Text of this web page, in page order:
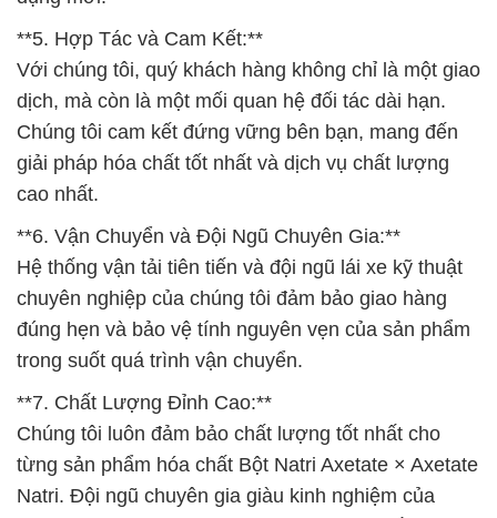
**5. Hợp Tác và Cam Kết:**
Với chúng tôi, quý khách hàng không chỉ là một giao
dịch, mà còn là một mối quan hệ đối tác dài hạn.
Chúng tôi cam kết đứng vững bên bạn, mang đến
giải pháp hóa chất tốt nhất và dịch vụ chất lượng
cao nhất.
**6. Vận Chuyển và Đội Ngũ Chuyên Gia:**
Hệ thống vận tải tiên tiến và đội ngũ lái xe kỹ thuật
chuyên nghiệp của chúng tôi đảm bảo giao hàng
đúng hẹn và bảo vệ tính nguyên vẹn của sản phẩm
trong suốt quá trình vận chuyển.
**7. Chất Lượng Đỉnh Cao:**
Chúng tôi luôn đảm bảo chất lượng tốt nhất cho
từng sản phẩm hóa chất Bột Natri Axetate × Axetate
Natri. Đội ngũ chuyên gia giàu kinh nghiệm của